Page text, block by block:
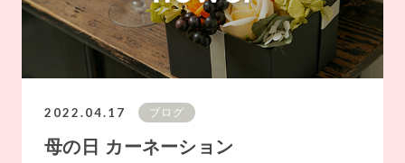
2022.04.17 ブログ
母の日 カーネーション